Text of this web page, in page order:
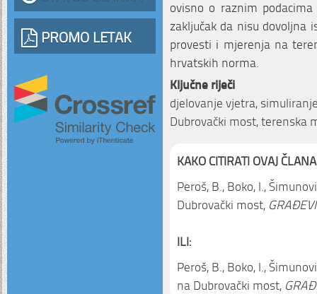
PROMO LETAK
ovisno o raznim
zaključak da nisu dovoljna
provesti i mjerenja na
hrvatskih norma.
Ključne riječi
djelovanje vjetra,
Dubrovački most, terenska
KAKO CITIRATI OVAJ
Peroš, B., Boko, I.,
Dubrovački most,
ILI:
Peroš, B., Boko, I.,
na Dubrovački most,